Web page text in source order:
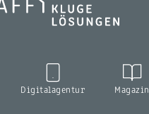
Digitalagentur Magazin